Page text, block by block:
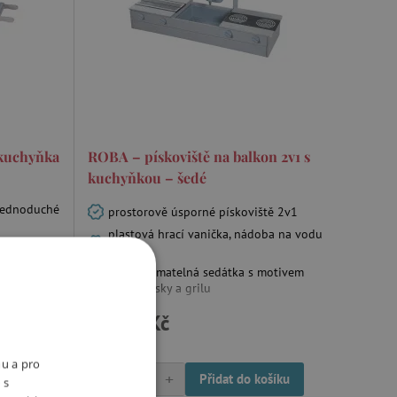
sociální
ROBA – pískoviště na balkon 2v1 s
kuchyňkou – šedé
prostorově úsporné pískoviště 2v1
plastová hrací vanička, nádoba na vodu
a hrnek
dvě odnímatelná sedátka s motivem
varné desky a grilu
3 499 Kč
+ Přidat do košíku
a pro
s